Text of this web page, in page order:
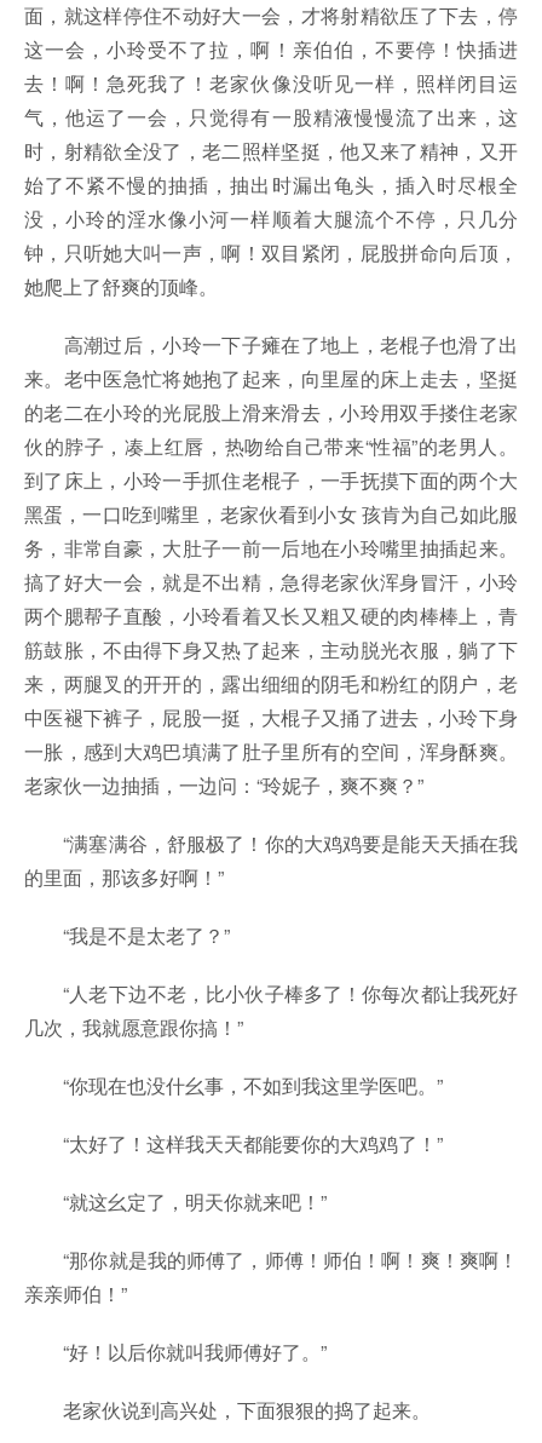
面，就这样停住不动好大一会，才将射精欲压了下去，停
这一会，小玲受不了拉，啊！亲伯伯，不要停！快插进
去！啊！急死我了！老家伙像没听见一样，照样闭目运
气，他运了一会，只觉得有一股精液慢慢流了出来，这
时，射精欲全没了，老二照样坚挺，他又来了精神，又开
始了不紧不慢的抽插，抽出时漏出龟头，插入时尽根全
没，小玲的淫水像小河一样顺着大腿流个不停，只几分
钟，只听她大叫一声，啊！双目紧闭，屁股拼命向后顶，
她爬上了舒爽的顶峰。
高潮过后，小玲一下子瘫在了地上，老棍子也滑了出
来。老中医急忙将她抱了起来，向里屋的床上走去，坚挺
的老二在小玲的光屁股上滑来滑去，小玲用双手搂住老家
伙的脖子，凑上红唇，热吻给自己带来“性福”的老男人。
到了床上，小玲一手抓住老棍子，一手抚摸下面的两个大
黑蛋，一口吃到嘴里，老家伙看到小女 孩肯为自己如此服
务，非常自豪，大肚子一前一后地在小玲嘴里抽插起来。
搞了好大一会，就是不出精，急得老家伙浑身冒汗，小玲
两个腮帮子直酸，小玲看着又长又粗又硬的肉棒棒上，青
筋鼓胀，不由得下身又热了起来，主动脱光衣服，躺了下
来，两腿叉的开开的，露出细细的阴毛和粉红的阴户，老
中医褪下裤子，屁股一挺，大棍子又捅了进去，小玲下身
一胀，感到大鸡巴填满了肚子里所有的空间，浑身酥爽。
老家伙一边抽插，一边问：“玲妮子，爽不爽？”
“满塞满谷，舒服极了！你的大鸡鸡要是能天天插在我
的里面，那该多好啊！”
“我是不是太老了？”
“人老下边不老，比小伙子棒多了！你每次都让我死好
几次，我就愿意跟你搞！”
“你现在也没什幺事，不如到我这里学医吧。”
“太好了！这样我天天都能要你的大鸡鸡了！”
“就这幺定了，明天你就来吧！”
“那你就是我的师傅了，师傅！师伯！啊！爽！爽啊！
亲亲师伯！”
“好！以后你就叫我师傅好了。”
老家伙说到高兴处，下面狠狠的捣了起来。